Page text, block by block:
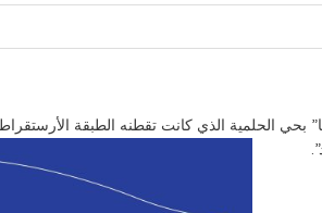
اللواء “محمود رستم باشا” بحي الحلمية الذي كانت تقطنه